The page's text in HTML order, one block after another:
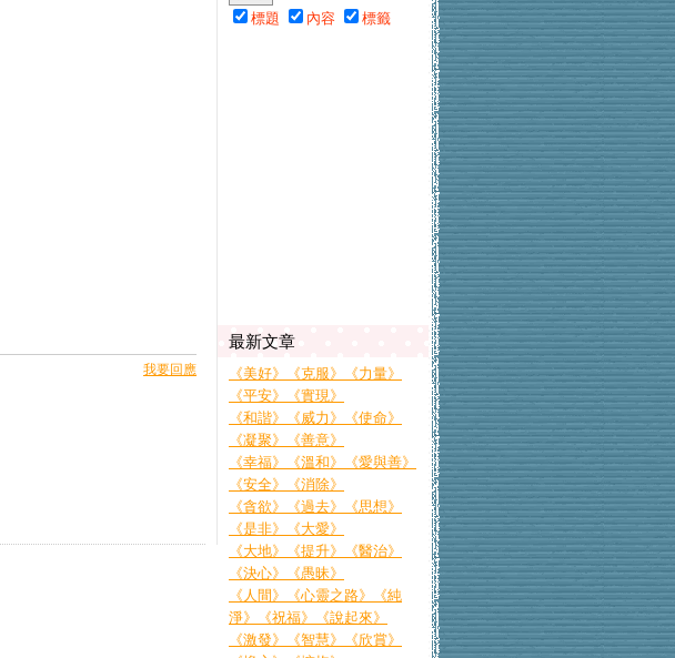
我要回應
標題 內容 標籤
最新文章
《美好》《克服》《力量》
《平安》《實現》
《和諧》《威力》《使命》
《凝聚》《善意》
《幸福》《溫和》《愛與善》
《安全》《消除》
《貪欲》《過去》《思想》
《是非》《大愛》
《大地》《提升》《醫治》
《決心》《愚昧》
《人間》《心靈之路》《純
淨》《祝福》《說起來》
《激發》《智慧》《欣賞》